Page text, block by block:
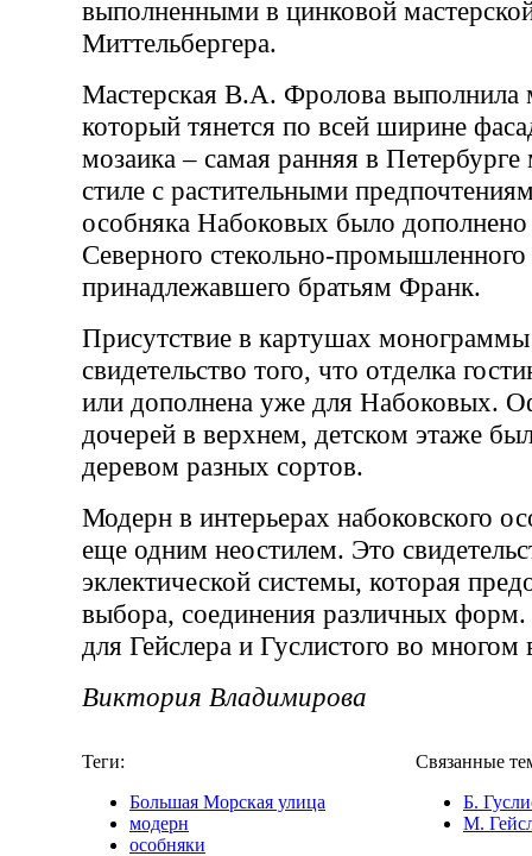
выполненными в цинковой
Миттельбергера.
Мастерская В.А. Фролова выполнила
который тянется по всей ширине
мозаика – самая ранняя в
стиле с растительными
особняка Набоковых было
Северного стекольно-
принадлежавшего братьям Франк.
Присутствие в картушах
свидетельство того, что отделка
или дополнена уже для Набоковых.
дочерей в верхнем, детском этаже
деревом разных сортов.
Модерн в интерьерах набоковского
еще одним неостилем. Это
эклектической системы, которая
выбора, соединения различных
для Гейслера и Гуслистого во
Виктория Владимирова
Теги:
Большая Морская улица
модерн
особняки
Связанные
Б.
М.